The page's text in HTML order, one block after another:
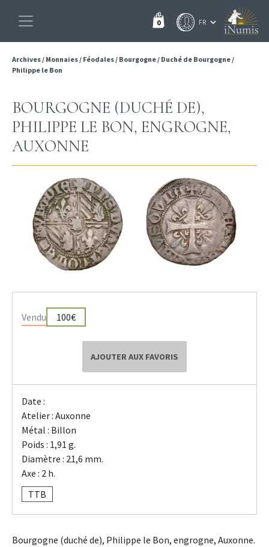
0
Archives/ Monnaies/ Féodales/ Bourgogne/ Duché de Bourgogne/
Philippe le Bon
BOURGOGNE (DUCHÉ DE),
PHILIPPE LE BON, ENGROGNE,
AUXONNE
Vendu 100€
AJOUTER AUX FAVORIS
Date :
Atelier : Auxonne
Métal : Billon
Poids : 1,91 g.
Diamètre : 21,6 mm.
Axe : 2 h.
TTB
Bourgogne (duché de), Philippe le Bon, engrogne, Auxonne.